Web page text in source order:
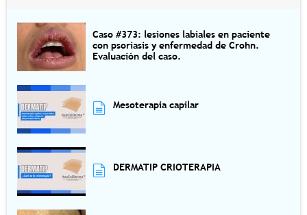
Caso #373: lesiones labiales en paciente
con psoriasis y enfermedad de Crohn.
Evaluación del caso.
Mesoterapia capilar
DERMATIP CRIOTERAPIA